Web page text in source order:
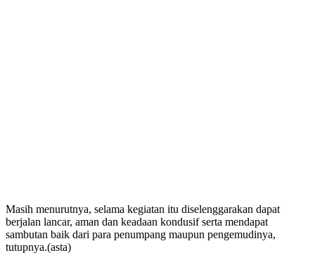
Masih menurutnya, selama kegiatan itu diselenggarakan dapat
berjalan lancar, aman dan keadaan kondusif serta mendapat
sambutan baik dari para penumpang maupun pengemudinya,
tutupnya.(asta)